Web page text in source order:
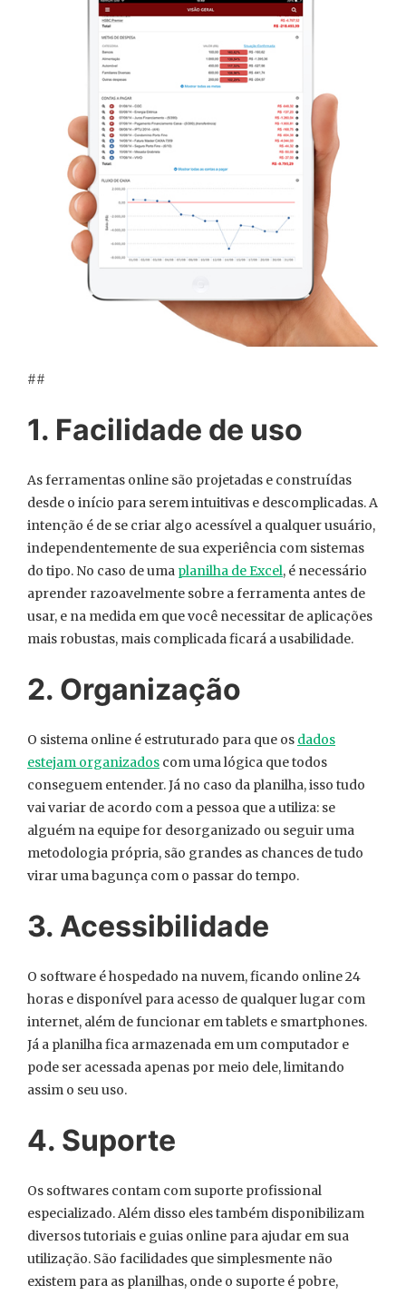
##
1. Facilidade de uso
As ferramentas online são projetadas e construídas
desde o início para serem intuitivas e descomplicadas. A
intenção é de se criar algo acessível a qualquer usuário,
independentemente de sua experiência com sistemas
do tipo. No caso de uma planilha de Excel, é necessário
aprender razoavelmente sobre a ferramenta antes de
usar, e na medida em que você necessitar de aplicações
mais robustas, mais complicada ficará a usabilidade.
2. Organização
O sistema online é estruturado para que os dados
estejam organizados com uma lógica que todos
conseguem entender. Já no caso da planilha, isso tudo
vai variar de acordo com a pessoa que a utiliza: se
alguém na equipe for desorganizado ou seguir uma
metodologia própria, são grandes as chances de tudo
virar uma bagunça com o passar do tempo.
3. Acessibilidade
O software é hospedado na nuvem, ficando online 24
horas e disponível para acesso de qualquer lugar com
internet, além de funcionar em tablets e smartphones.
Já a planilha fica armazenada em um computador e
pode ser acessada apenas por meio dele, limitando
assim o seu uso.
4. Suporte
Os softwares contam com suporte profissional
especializado. Além disso eles também disponibilizam
diversos tutoriais e guias online para ajudar em sua
utilização. São facilidades que simplesmente não
existem para as planilhas, onde o suporte é pobre,